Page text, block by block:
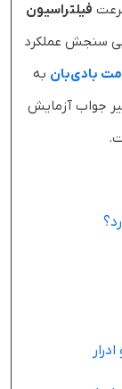
فیلتراسیون
سنجش عملکرد
بادی‌بان به
جواب آزمایش